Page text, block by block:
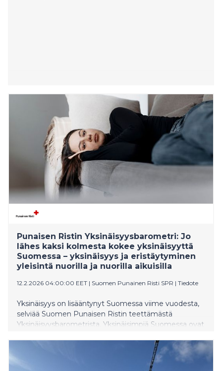
Punaisen Ristin Yksinäisyysbarometri: Jo
lähes kaksi kolmesta kokee yksinäisyyttä
Suomessa – yksinäisyys ja eristäytyminen
yleisintä nuorilla ja nuorilla aikuisilla
12.2.2026 04:00:00 EET | Suomen Punainen Risti SPR | Tiedote
Yksinäisyys on lisääntynyt Suomessa viime vuodesta,
selviää Suomen Punaisen Ristin teettämästä
Yksinäisyysbarometrista. Yksinäisimpiä Suomessa ovat
heikentynyt taloustilanne ja lisääntyneet